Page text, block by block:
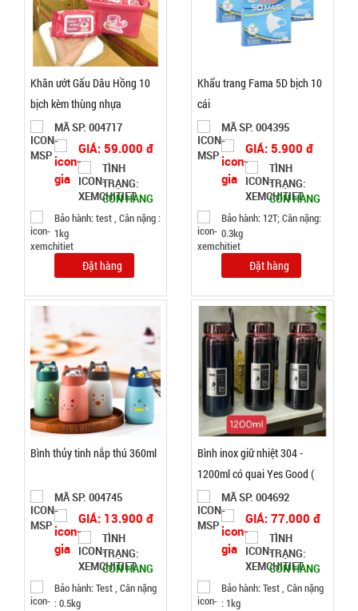
TRẠNG:
CÒN HÀNG
Cân nặng:
Trầm
hạt full hộp
SP:
003378
GIÁ:
29.000 đ
TÌNH
CÒN HÀNG
hành:
Đặt
Khăn ướt Gấu Dâu Hồng 10
bịch kèm thùng nhựa
MÃ SP: 004717
GIÁ: 59.000 đ
TÌNH
TRẠNG:
CÒN HÀNG
Bảo hành: test , Cân nặng :
1kg
Đặt hàng
Khẩu trang Fama 5D bịch 10
cái
MÃ SP: 004395
GIÁ: 5.900 đ
TÌNH
TRẠNG:
CÒN HÀNG
Bảo hành: 12T; Cân nặng:
0.3kg
Đặt hàng
Bình thủy tinh nắp thú 360ml
MÃ SP: 004745
GIÁ: 13.900 đ
TÌNH
TRẠNG:
CÒN HÀNG
Bảo hành: Test , Cân nặng
: 0.5kg
Bình inox giữ nhiệt 304 -
1200ml có quai Yes Good (
Vacuum Kettle )
MÃ SP: 004692
GIÁ: 77.000 đ
TÌNH
TRẠNG:
CÒN HÀNG
Bảo hành: Test , Cân nặng
: 1kg